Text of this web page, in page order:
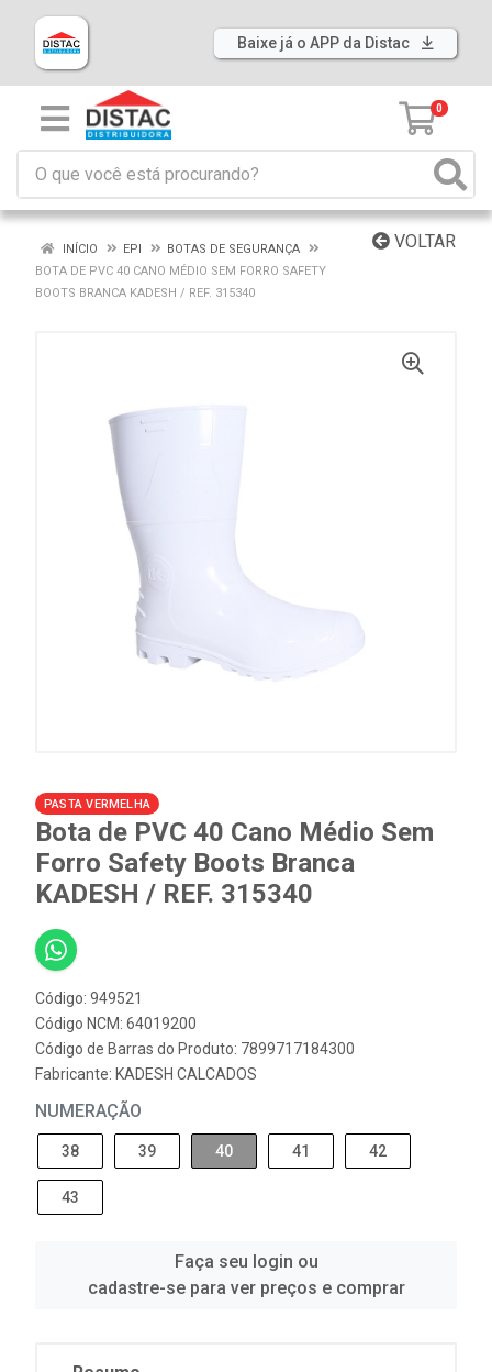
Baixe já o APP da Distac
0
VOLTAR
INÍCIO EPI
BOTAS DE SEGURANÇA
BOTA DE PVC 40 CANO MÉDIO SEM FORRO SAFETY
BOOTS BRANCA KADESH / REF. 315340
PASTA VERMELHA
Bota de PVC 40 Cano Médio Sem
Forro Safety Boots Branca
KADESH / REF. 315340
Código: 949521
Código NCM: 64019200
Código de Barras do Produto: 7899717184300
Fabricante: KADESH CALCADOS
NUMERAÇÃO
38 39 40 41 42
43
Faça seu login ou
cadastre-se para ver preços e comprar